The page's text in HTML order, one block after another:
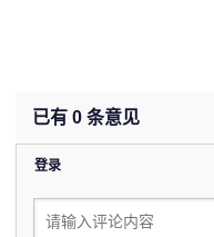
已有 0 条意见
登录